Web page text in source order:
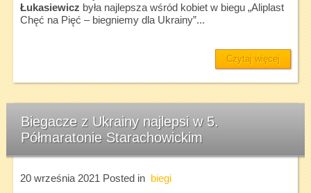
Łukasiewicz była najlepsza wśród kobiet w biegu „Aliplast
Chęć na Pięć – biegniemy dla Ukrainy”...
Czytaj więcej
Biegacze z Ukrainy najlepsi w 5.
Półmaratonie Starachowickim
20 września 2021 Posted in
biegi